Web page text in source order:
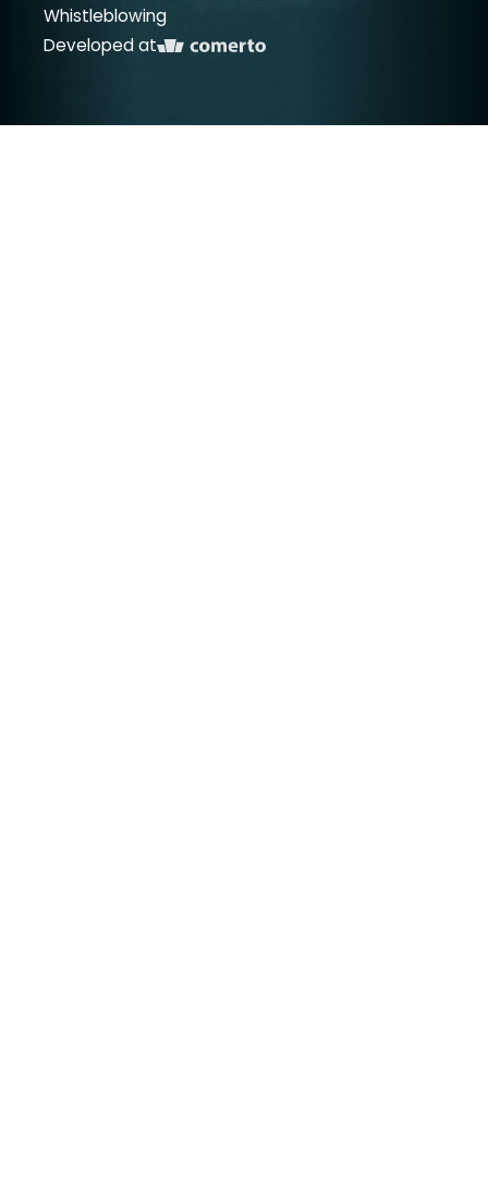
Whistleblowing
Developed at